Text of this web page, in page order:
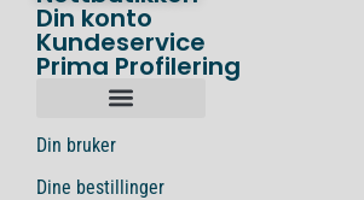
Din konto
Kundeservice
Prima Profilering
Din bruker
Dine bestillinger